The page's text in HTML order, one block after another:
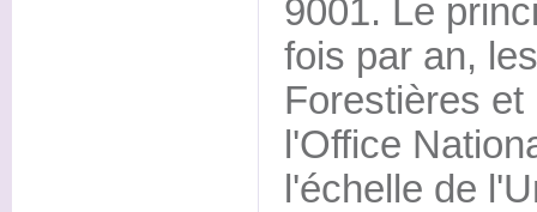
9001. Le
fois par an,
Forestières
l'Office
l'échelle de